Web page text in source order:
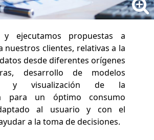
y ejecutamos propuestas a
nuestros clientes, relativas a la
desde diferentes orígenes
desarrollo de modelos
y visualización de la
para un óptimo consumo
al usuario y con el
a la toma de decisiones.